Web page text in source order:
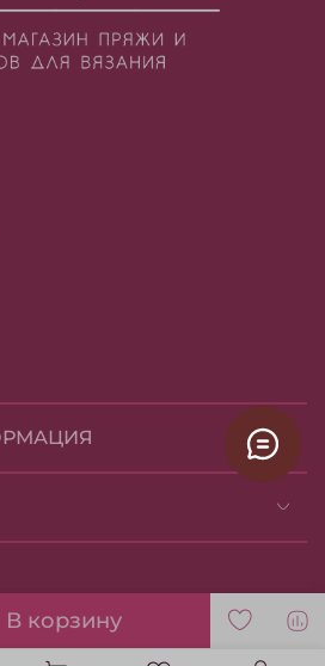
В корзину